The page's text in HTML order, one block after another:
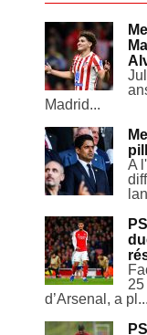
Madrid...
A
25
d’Arsenal, a pl...